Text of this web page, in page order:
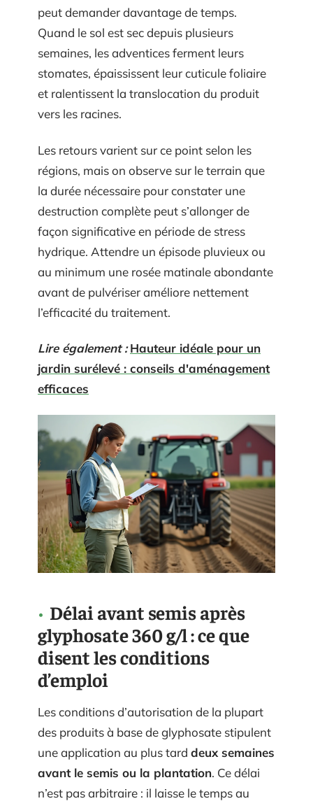
peut demander davantage de temps.
Quand le sol est sec depuis plusieurs
semaines, les adventices ferment leurs
stomates, épaississent leur cuticule foliaire
et ralentissent la translocation du produit
vers les racines.
Les retours varient sur ce point selon les
régions, mais on observe sur le terrain que
la durée nécessaire pour constater une
destruction complète peut s’allonger de
façon significative en période de stress
hydrique. Attendre un épisode pluvieux ou
au minimum une rosée matinale abondante
avant de pulvériser améliore nettement
l’efficacité du traitement.
Lire également : Hauteur idéale pour un
jardin surélevé : conseils d'aménagement
efficaces
Délai avant semis après
glyphosate 360 g/l : ce que
disent les conditions
d’emploi
Les conditions d’autorisation de la plupart
des produits à base de glyphosate stipulent
une application au plus tard deux semaines
avant le semis ou la plantation. Ce délai
n’est pas arbitraire : il laisse le temps au